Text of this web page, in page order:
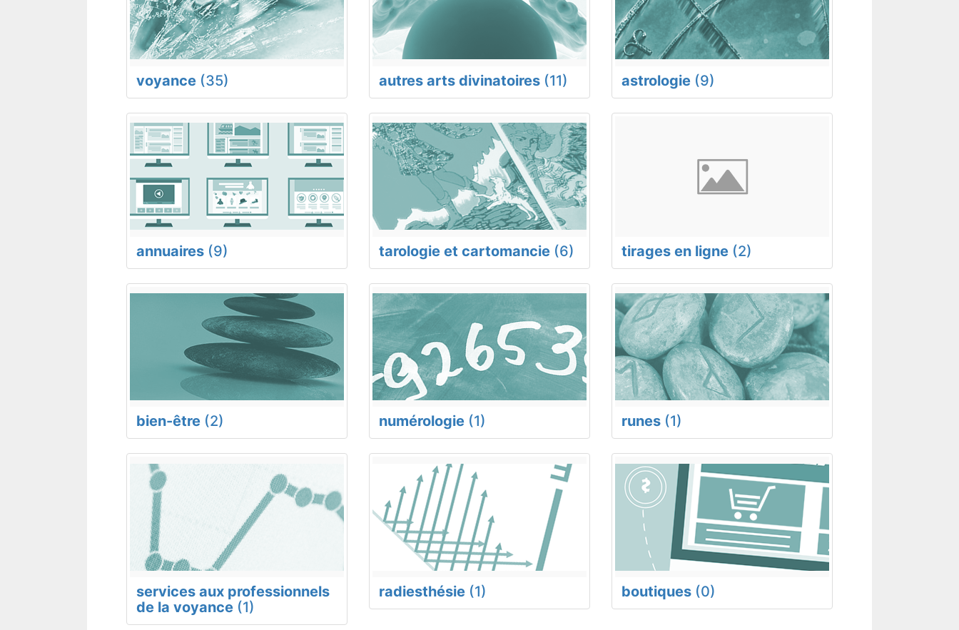
voyance (35) autres arts divinatoires (11) astrologie (9)
annuaires (9) tarologie et cartomancie (6) tirages en ligne (2)
bien-être (2) numérologie (1) runes (1)
services aux professionnels
de la voyance (1)
radiesthésie (1) boutiques (0)